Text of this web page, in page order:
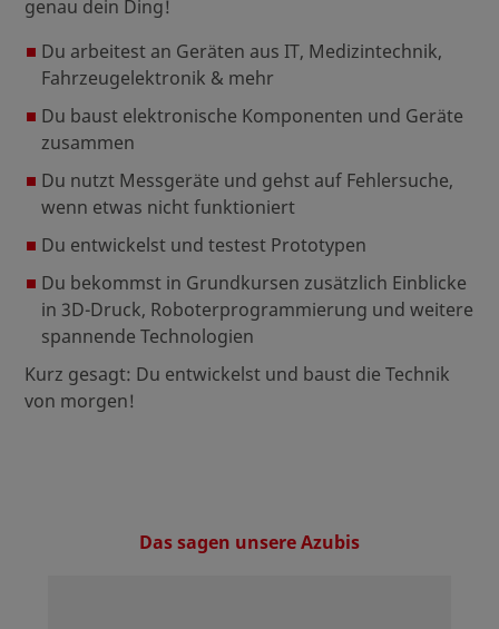
genau dein Ding!
Du arbeitest an Geräten aus IT, Medizintechnik,
Fahrzeugelektronik & mehr
Du baust elektronische Komponenten und Geräte
zusammen
Du nutzt Messgeräte und gehst auf Fehlersuche,
wenn etwas nicht funktioniert
Du entwickelst und testest Prototypen
Du bekommst in Grundkursen zusätzlich Einblicke
in 3D-Druck, Roboterprogrammierung und weitere
spannende Technologien
Kurz gesagt: Du entwickelst und baust die Technik
von morgen!
Das sagen unsere Azubis